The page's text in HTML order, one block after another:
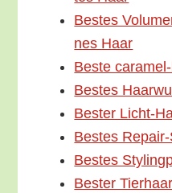
Bes­tes
nes Haar
Bes­te
Bes­tes
Bes­ter Licht-
Bes­tes
Bes­tes
Bes­ter